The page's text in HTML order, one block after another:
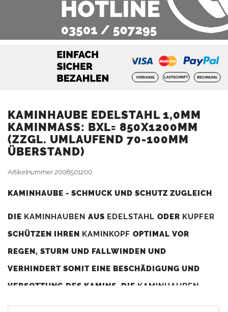
KAMINHAUBE EDELSTAHL 1,0MM
KAMINMASS: BXL= 850X1200MM (
ZZGL. UMLAUFEND 70-100MM Ü
BERSTAND)
Artikelnummer2008501200
KAMINHAUBE - SCHMUCK UND SCHUTZ ZUGLEICH
DIE KAMINHAUBEN AUS EDELSTAHL ODER KUPFER
SCHÜTZEN IHREN KAMINKOPF OPTIMAL VOR
REGEN, STURM UND FALLWINDEN UND
VERHINDERT SOMIT EINE BESCHÄDIGUNG UND
VERSOTTUNG DES KAMINS. DIE KAMINHAUBEN